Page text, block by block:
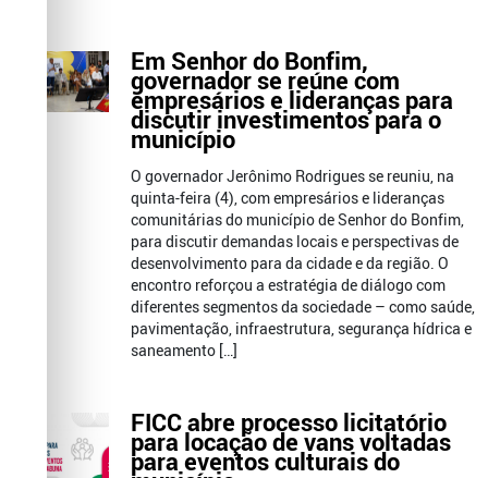
Em Senhor do Bonfim,
governador se reúne com
empresários e lideranças para
discutir investimentos para o
município
O governador Jerônimo Rodrigues se reuniu, na
quinta-feira (4), com empresários e lideranças
comunitárias do município de Senhor do Bonfim,
para discutir demandas locais e perspectivas de
desenvolvimento para da cidade e da região. O
encontro reforçou a estratégia de diálogo com
diferentes segmentos da sociedade – como saúde,
pavimentação, infraestrutura, segurança hídrica e
saneamento […]
FICC abre processo licitatório
para locação de vans voltadas
para eventos culturais do